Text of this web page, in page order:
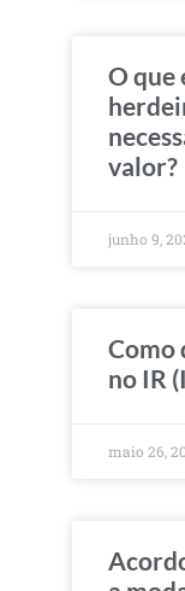
O que
valor?
junho 9,
Como
no IR
maio 26,